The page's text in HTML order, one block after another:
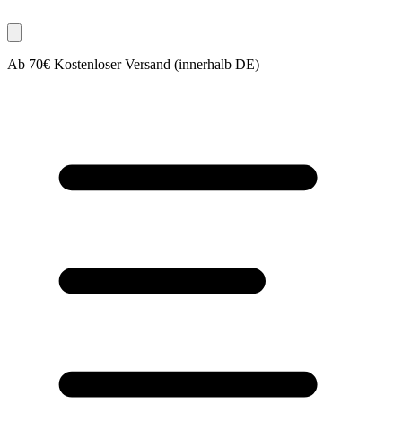
Ab 70€ Kostenloser Versand (innerhalb DE)